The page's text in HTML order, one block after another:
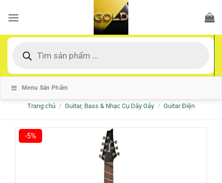
qua
dung
kiếm
Menu Sản Phẩm
Trang chủ / Guitar, Bass & Nhạc Cụ Dây Gảy / Guitar Điện
-5%